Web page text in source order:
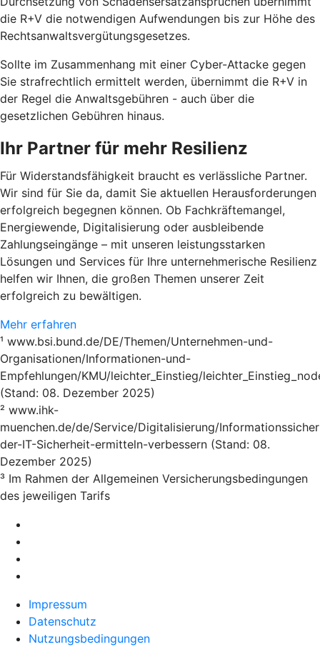
die R+V die notwendigen Aufwendungen bis zur Höhe des
Rechtsanwaltsvergütungsgesetzes.
Sollte im Zusammenhang mit einer Cyber-Attacke gegen
Sie strafrechtlich ermittelt werden, übernimmt die R+V in
der Regel die Anwaltsgebühren - auch über die
gesetzlichen Gebühren hinaus.
Ihr Partner für mehr Resilienz
Für Widerstandsfähigkeit braucht es verlässliche Partner.
Wir sind für Sie da, damit Sie aktuellen Herausforderungen
erfolgreich begegnen können. Ob Fachkräftemangel,
Energiewende, Digitalisierung oder ausbleibende
Zahlungseingänge – mit unseren leistungsstarken
Lösungen und Services für Ihre unternehmerische Resilienz
helfen wir Ihnen, die großen Themen unserer Zeit
erfolgreich zu bewältigen.
Mehr erfahren
¹ www.bsi.bund.de/DE/Themen/Unternehmen-und-
Organisationen/Informationen-und-
Empfehlungen/KMU/leichter_Einstieg/
(Stand: 08. Dezember 2025)
² www.ihk-
muenchen.de/de/Service/Digitalisierung/
der-IT-Sicherheit-ermitteln-verbessern (Stand: 08.
Dezember 2025)
³ Im Rahmen der Allgemeinen Versicherungsbedingungen
des jeweiligen Tarifs
Impressum
Datenschutz
Nutzungsbedingungen